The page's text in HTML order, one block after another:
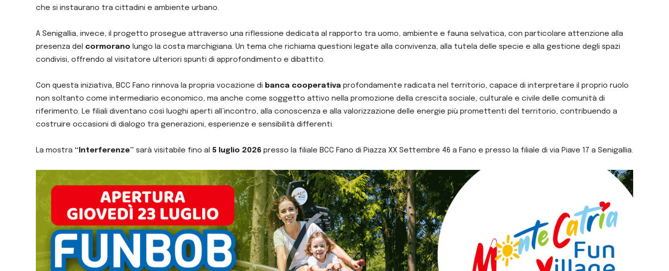
che si instaurano tra cittadini e ambiente urbano.
A Senigallia, invece, il progetto prosegue attraverso una riflessione dedicata al rapporto tra uomo, ambiente e fauna selvatica, con particolare attenzione alla
presenza del cormorano lungo la costa marchigiana. Un tema che richiama questioni legate alla convivenza, alla tutela delle specie e alla gestione degli spazi
condivisi, offrendo al visitatore ulteriori spunti di approfondimento e dibattito.
Con questa iniziativa, BCC Fano rinnova la propria vocazione di banca cooperativa profondamente radicata nel territorio, capace di interpretare il proprio ruolo
non soltanto come intermediario economico, ma anche come soggetto attivo nella promozione della crescita sociale, culturale e civile delle comunità di
riferimento. Le filiali diventano così luoghi aperti all’incontro, alla conoscenza e alla valorizzazione delle energie più promettenti del territorio, contribuendo a
costruire occasioni di dialogo tra generazioni, esperienze e sensibilità differenti.
La mostra “Interferenze” sarà visitabile fino al 5 luglio 2026 presso la filiale BCC Fano di Piazza XX Settembre 46 a Fano e presso la filiale di via Piave 17 a Senigallia.